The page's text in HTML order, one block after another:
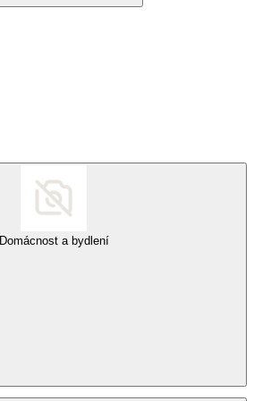
Domácnost a bydlení